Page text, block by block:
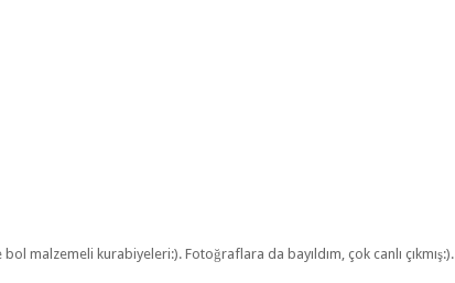
malzemeli kurabiyeleri:). Fotoğraflara da bayıldım, çok canlı çıkmış:).